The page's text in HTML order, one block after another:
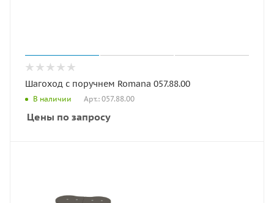
Шагоход с поручнем Romana 057.88.00
В наличии Арт.: 057.88.00
Цены по запросу